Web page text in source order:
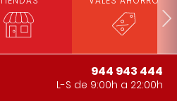
944 943 444
L-S de 9:00h a 22:00h